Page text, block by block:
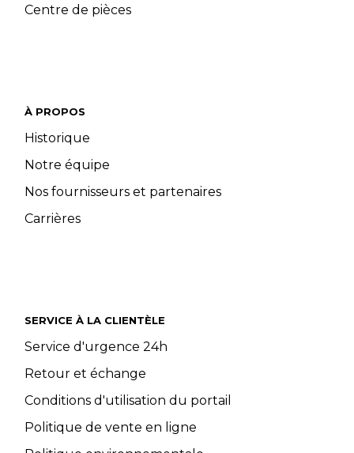
Centre de pièces
À PROPOS
Historique
Notre équipe
Nos fournisseurs et partenaires
Carrières
SERVICE À LA CLIENTÈLE
Service d'urgence 24h
Retour et échange
Conditions d'utilisation du portail
Politique de vente en ligne